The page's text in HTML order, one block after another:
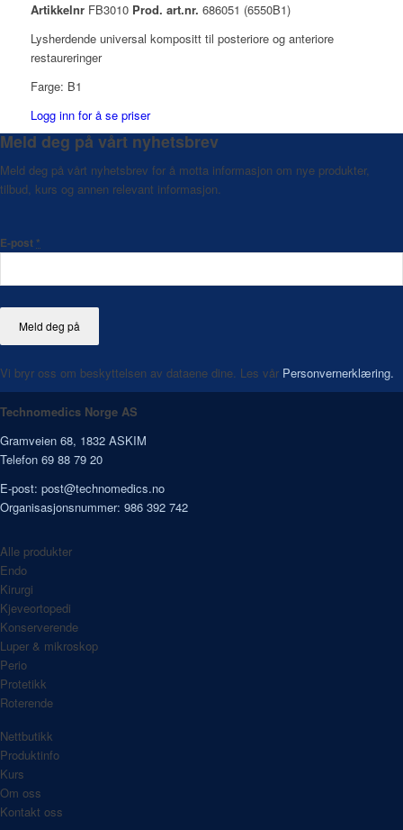
ArtikkelnrFB3010 Prod. art.nr. 686051 (6550B1)
Lysherdende universal kompositt til posteriore og anteriore
restaureringer
Farge: B1
Logg inn for å se priser
Meld deg på vårt nyhetsbrev
Meld deg på vårt nyhetsbrev for å motta informasjon om nye produkter,
tilbud, kurs og annen relevant informasjon.
E-post*
Vi bryr oss om beskyttelsen av dataene dine. Les vår Personvernerklæring.
Technomedics Norge AS
Gramveien 68, 1832 ASKIM
Telefon 69 88 79 20
E-post: post@technomedics.no
Organisasjonsnummer: 986 392 742
Alle produkter
Endo
Kirurgi
Kjeveortopedi
Konserverende
Luper & mikroskop
Perio
Protetikk
Roterende
Nettbutikk
Produktinfo
Kurs
Om oss
Kontakt oss